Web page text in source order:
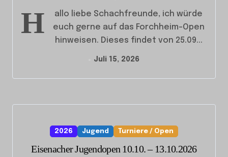
H
allo liebe Schachfreunde, ich würde
euch gerne auf das Forchheim-Open
hinweisen. Dieses findet von 25.09...
Juli 15, 2026
2026 Jugend Turniere / Open
Eisenacher Jugendopen 10.10. – 13.10.2026